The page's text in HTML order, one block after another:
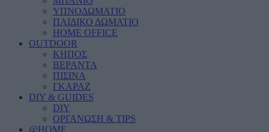
ΥΠΝΟΔΩΜΑΤΙΟ
ΠΑΙΔΙΚΟ ΔΩΜΑΤΙΟ
HOME OFFICE
OUTDOOR
ΚΗΠΟΣ
ΒΕΡΑΝΤΑ
ΠΙΣΙΝΑ
ΓΚΑΡΑΖ
DIY & GUIDES
DIY
ΟΡΓΑΝΩΣΗ & TIPS
@HOME